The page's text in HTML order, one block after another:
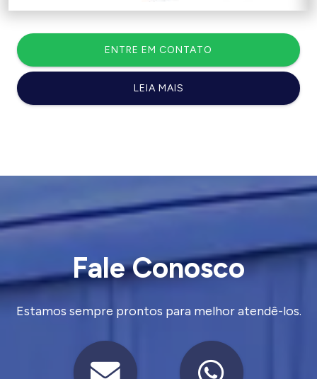
ENTRE EM CONTATO
LEIA MAIS
Fale Conosco
Estamos sempre prontos para melhor atendê-los.